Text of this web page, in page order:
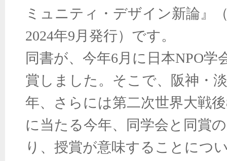
ミュニティ・デザイン新論』
2024年9月発行）です。
同書が、今年6月に日本NPO学
賞しました。そこで、阪神・
年、さらには第二次世界大戦
に当たる今年、同学会と同賞
り、授賞が意味することにつ